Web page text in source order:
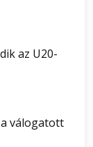
az U20-
válogatott